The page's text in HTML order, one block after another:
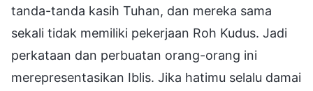
tanda-tanda kasih Tuhan, dan mereka sama
sekali tidak memiliki pekerjaan Roh Kudus. Jadi
perkataan dan perbuatan orang-orang ini
merepresentasikan Iblis. Jika hatimu selalu damai